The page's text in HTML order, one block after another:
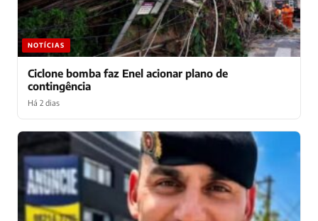
NOTÍCIAS
Ciclone bomba faz Enel acionar plano de
contingência
Há 2 dias